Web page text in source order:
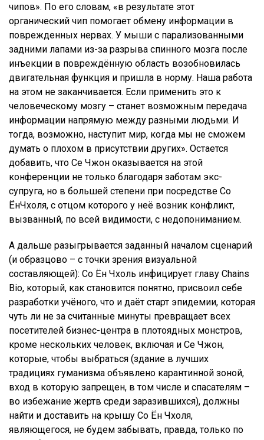
чипов». По его словам, «в результате этот
органический чип помогает обмену информации в
поврежденных нервах. У мыши с парализованными
задними лапами из-за разрыва спинного мозга после
инъекции в повреждённую область возобновилась
двигательная функция и пришла в норму. Наша работа
на этом не заканчивается. Если применить это к
человеческому мозгу – станет возможным передача
информации напрямую между разными людьми. И
тогда, возможно, наступит мир, когда мы не сможем
думать о плохом в присутствии других». Остается
добавить, что Се Чжон оказывается на этой
конференции не только благодаря заботам экс-
супруга, но в большей степени при посредстве Со
ЁнЧхоля, с отцом которого у неё возник конфликт,
вызванный, по всей видимости, с недопониманием.
А дальше разыгрывается заданный началом сценарий
(и образцово – с точки зрения визуальной
составляющей): Со Ён Чхоль инфицирует главу Chains
Bio, который, как становится понятно, присвоил себе
разработки учёного, что и даёт старт эпидемии, которая
чуть ли не за считанные минуты превращает всех
посетителей бизнес-центра в плотоядных монстров,
кроме нескольких человек, включая и Се Чжон,
которые, чтобы выбраться (здание в лучших
традициях гуманизма объявлено карантинной зоной,
вход в которую запрещен, в том числе и спасателям –
во избежание жертв среди заразившихся), должны
найти и доставить на крышу Со Ён Чхоля,
являющегося, не будем забывать, правда, только по